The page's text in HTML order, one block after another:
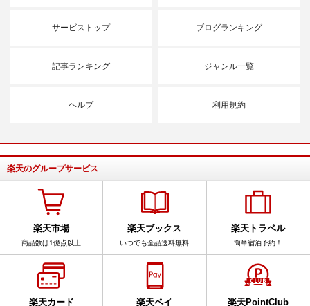
サービストップ ブログランキング
記事ランキング ジャンル一覧
ヘルプ 利用規約
楽天のグループサービス
楽天市場
商品数は1億点以上
楽天ブックス
いつでも全品送料無料
楽天トラベル
簡単宿泊予約！
楽天カード 楽天ペイ 楽天PointClub